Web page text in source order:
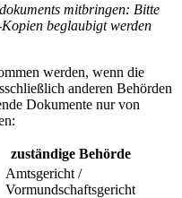
mitbringen: Bitte
beglaubigt werden
werden, wenn die
anderen Behörden
Dokumente nur von
zuständige Behörde
Amtsgericht /
Vormundschaftsgericht